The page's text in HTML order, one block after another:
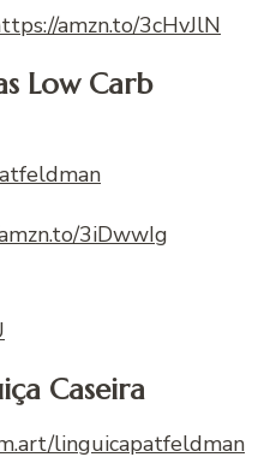
amzn.to/3cHvJlN
Low Carb
3iDwwIg
Caseira
linguicapatfeldman